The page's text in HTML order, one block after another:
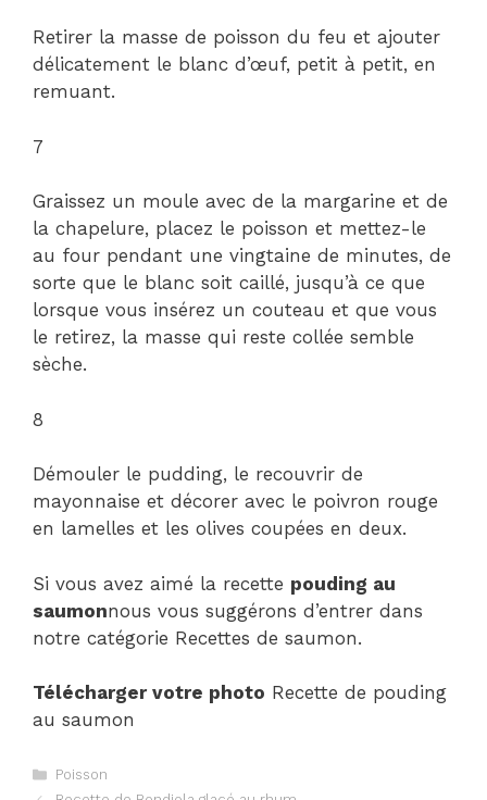
Retirer la masse de poisson du feu et ajouter
délicatement le blanc d’œuf, petit à petit, en
remuant.
7
Graissez un moule avec de la margarine et de
la chapelure, placez le poisson et mettez-le
au four pendant une vingtaine de minutes, de
sorte que le blanc soit caillé, jusqu’à ce que
lorsque vous insérez un couteau et que vous
le retirez, la masse qui reste collée semble
sèche.
8
Démouler le pudding, le recouvrir de
mayonnaise et décorer avec le poivron rouge
en lamelles et les olives coupées en deux.
Si vous avez aimé la recette pouding au
saumonnous vous suggérons d’entrer dans
notre catégorie Recettes de saumon.
Télécharger votre photo Recette de pouding
au saumon
Catégories
Poisson
Navigation